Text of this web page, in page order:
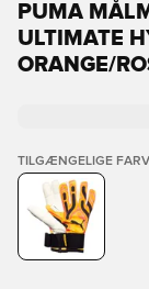
PUMA
ULTIMATE
ORANGE/
TILGÆNGELIGE